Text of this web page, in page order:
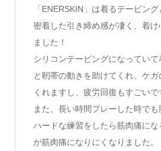
「ENERSKIN」は着るテーピング
密着した引き締め感が凄く、着
ました！
シリコンテーピングになってい
と靭帯の動きを助けてくれ、ケ
くれますし、疲労回復もすごいで
また、長い時間プレーした時で
ハードな練習をしたら筋肉痛に
が筋肉痛になりにくなりました。